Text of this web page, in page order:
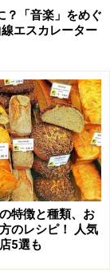
ギーやオラン
拠点に最適の
ていて、何よ
ているので、
ドルトムントや
の本拠地もあ
すめですよ。
？「音楽」をめぐ
エスカレーター
特徴と種類、お
のレシピ！ 人気
5選も